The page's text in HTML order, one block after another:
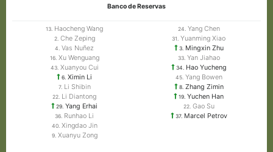
Banco de Reservas
13. Haocheng Wang
2.Che Zeping
4. Vas Nuñez
16.Xu Wenguang
43.Xuanyou Cui
6. Ximin Li
7.Li Shibin
22. Li Diantong
29. Yang Erhai
36. Runhao Li
40.Xingdao Jin
9.Xuanyu Zong
24. Yang Chen
31. Yuanming Xiao
3.Mingxin Zhu
33.Yan Jiahao
34. Hao Yucheng
45.Yang Bowen
8.Zhang Zimin
19. Yuchen Han
22.Gao Su
37.Marcel Petrov